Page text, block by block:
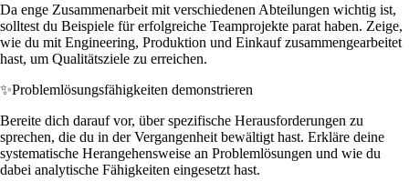
Da enge Zusammenarbeit mit verschiedenen Abteilungen wichtig ist,
solltest du Beispiele für erfolgreiche Teamprojekte parat haben. Zeige,
wie du mit Engineering, Produktion und Einkauf zusammengearbeitet
hast, um Qualitätsziele zu erreichen.
✨Problemlösungsfähigkeiten demonstrieren
Bereite dich darauf vor, über spezifische Herausforderungen zu
sprechen, die du in der Vergangenheit bewältigt hast. Erkläre deine
systematische Herangehensweise an Problemlösungen und wie du
dabei analytische Fähigkeiten eingesetzt hast.